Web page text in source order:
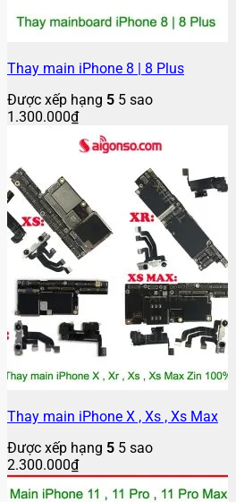
Thay main iPhone 8 | 8 Plus
Được xếp hạng 5 5 sao
1.300.000₫
Thay main iPhone X , Xs , Xs Max
Được xếp hạng 5 5 sao
2.300.000₫